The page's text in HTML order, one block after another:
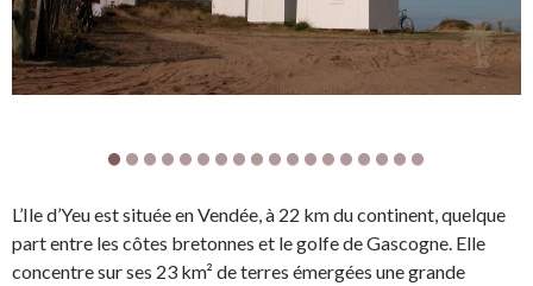
L’Ile d’Yeu est située en Vendée, à 22 km du continent, quelque
part entre les côtes bretonnes et le golfe de Gascogne. Elle
concentre sur ses 23 km² de terres émergées une grande